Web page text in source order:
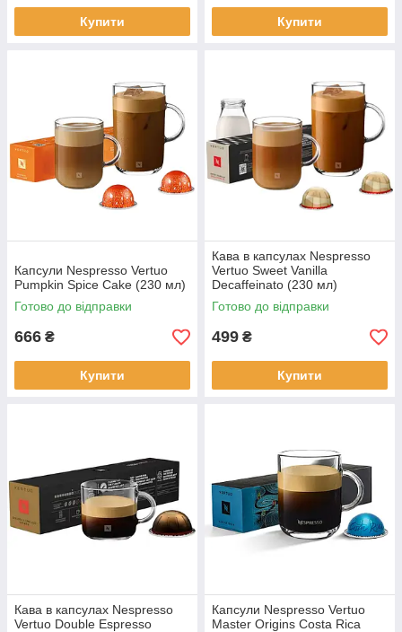
Купити Купити
Капсули Nespresso Vertuo
Pumpkin Spice Cake (230 мл)
Готово до відправки
666 ₴
Купити
Кава в капсулах Nespresso
Vertuo Sweet Vanilla
Decaffeinato (230 мл)
Готово до відправки
499 ₴
Купити
Кава в капсулах Nespresso
Vertuo Double Espresso
Капсули Nespresso Vertuo
Master Origins Costa Rica